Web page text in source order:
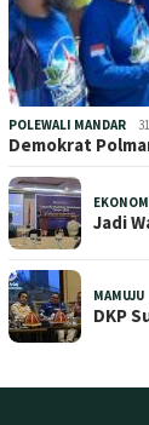
POLEWALI MANDAR
Demokrat
Jadi
MAMUJU
DKP